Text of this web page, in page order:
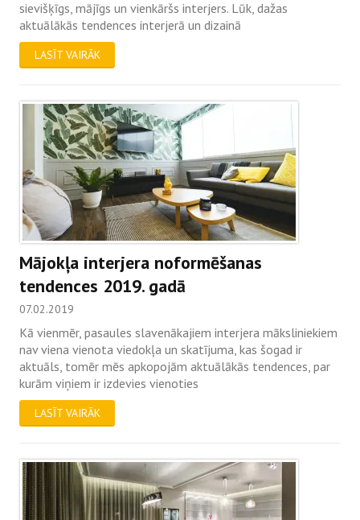
sievišķīgs, mājīgs un vienkāršs interjers. Lūk, dažas
aktuālākās tendences interjerā un dizainā
LASĪT VAIRĀK
Mājokļa interjera noformēšanas
tendences 2019. gadā
07.02.2019
Kā vienmēr, pasaules slavenākajiem interjera māksliniekiem
nav viena vienota viedokļa un skatījuma, kas šogad ir
aktuāls, tomēr mēs apkopojām aktuālākās tendences, par
kurām viņiem ir izdevies vienoties
LASĪT VAIRĀK